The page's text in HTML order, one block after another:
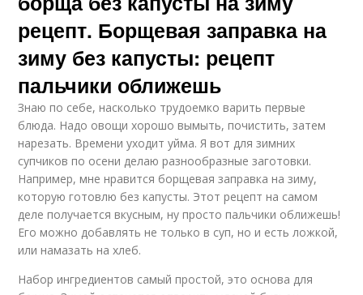
рецепт. Борщевая заправка на
зиму без капусты: рецепт
пальчики оближешь
Знаю по себе, насколько трудоемко варить первые
блюда. Надо овощи хорошо вымыть, почистить, затем
нарезать. Времени уходит уйма. Я вот для зимних
супчиков по осени делаю разнообразные заготовки.
Например, мне нравится борщевая заправка на зиму,
которую готовлю без капусты. Этот рецепт на самом
деле получается вкусным, ну просто пальчики оближешь!
Его можно добавлять не только в суп, но и есть ложкой,
или намазать на хлеб.
Набор ингредиентов самый простой, это основа для